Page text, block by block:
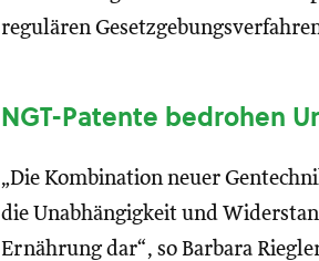
regulären
NGT-Patente bedrohen
„Die Kombination neuer
die Unabhängigkeit und
Ernährung dar“, so Barbara